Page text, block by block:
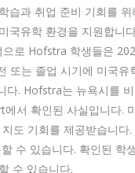
습과 취업 준비 기회를
국유학 환경을 지원합
로 Hofstra 학생들은
또는 졸업 시기에 미국
다. Hofstra는 뉴욕시를
서 확인된 사실입니다.
도 기회를 제공받습니
수 있습니다. 확인된 학
수 있습니다.